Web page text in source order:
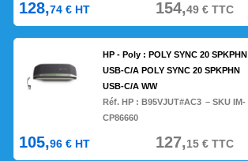
128,74 € HT 154,49€TTC
HP - Poly : POLY SYNC 20 SPKPHN
USB-C/A POLY SYNC 20 SPKPHN
USB-C/A WW
Réf. HP :B95VJUT#AC3 – SKU IM-
CP86660
105,96 € HT 127,15€TTC